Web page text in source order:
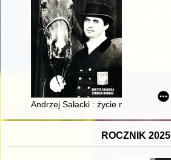
Andrzej Sałacki : życie na medal
ROCZNIK 2025